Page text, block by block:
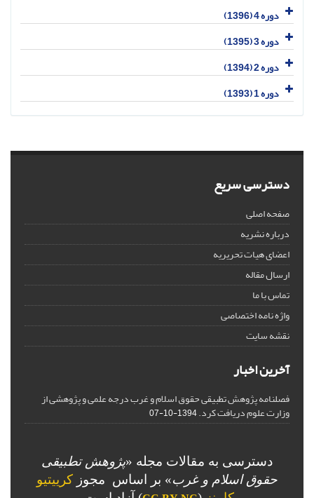
دوره 4 (1396)
دوره 3 (1395)
دوره 2 (1394)
دوره 1 (1393)
دسترسی سریع
صفحه اصلی
درباره نشریه
اعضای هیات تحریریه
ارسال مقاله
تماس با ما
واژه نامه اختصاصی
نقشه سایت
آخرین اخبار
فصلنامه پژوهش تطبیقی حقوق اسلام و غرب درجه علمی و پژوهشی از
وزارت علوم دریافت کرد.1394-10-07
دسترسی به مقالات مجله «پژوهش تطبیقی
حقوق اسلام و غرب» بر اساس مجوز کرییتیو